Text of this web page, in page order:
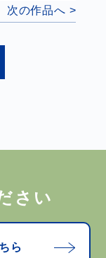
次の作品へ >
さい
ら